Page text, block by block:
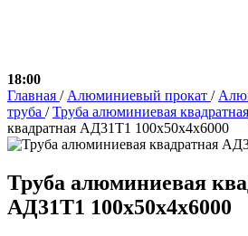
18:00
Главная / Алюминиевый прокат /
труба / Труба алюминиевая квадратная
квадратная АД31Т1 100х50х4х6000
Труба алюминиевая
АД31Т1 100х50х4х6000